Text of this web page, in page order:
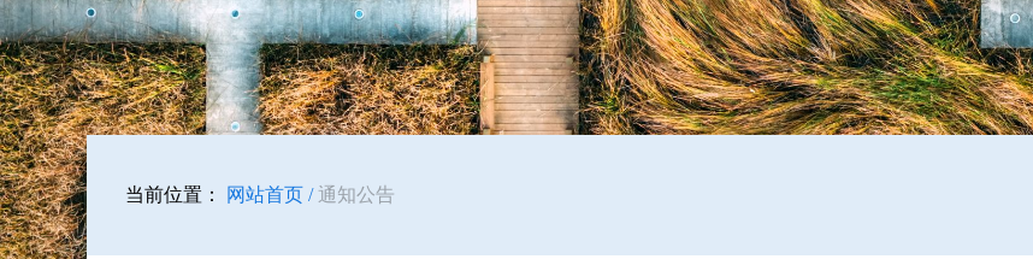
当前位置： 网站首页 / 通知公告